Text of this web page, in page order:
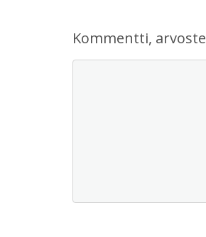
Kommentti,